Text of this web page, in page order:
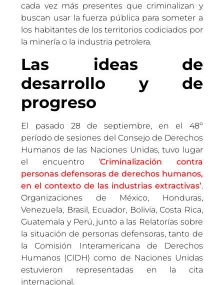
cada vez más presentes que criminalizan y
buscan usar la fuerza pública para someter a
los habitantes de los territorios codiciados por
la minería o la industria petrolera.
Las ideas de
desarrollo y de
progreso
El pasado 28 de septiembre, en el 48º
período de sesiones del Consejo de Derechos
Humanos de las Naciones Unidas, tuvo lugar
el encuentro ‘Criminalización contra
personas defensoras de derechos humanos,
en el contexto de las industrias extractivas’.
Organizaciones de México, Honduras,
Venezuela, Brasil, Ecuador, Bolivia, Costa Rica,
Guatemala y Perú, junto a las Relatorías sobre
la situación de personas defensoras, tanto de
la Comisión Interamericana de Derechos
Humanos (CIDH) como de Naciones Unidas
estuvieron representadas en la cita
internacional.